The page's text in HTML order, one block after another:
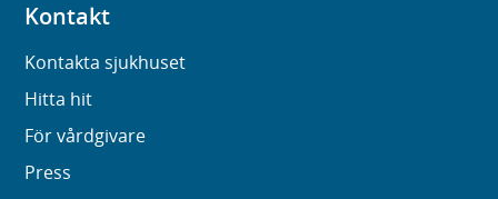
Kontakt
Kontakta sjukhuset
Hitta hit
För vårdgivare
Press